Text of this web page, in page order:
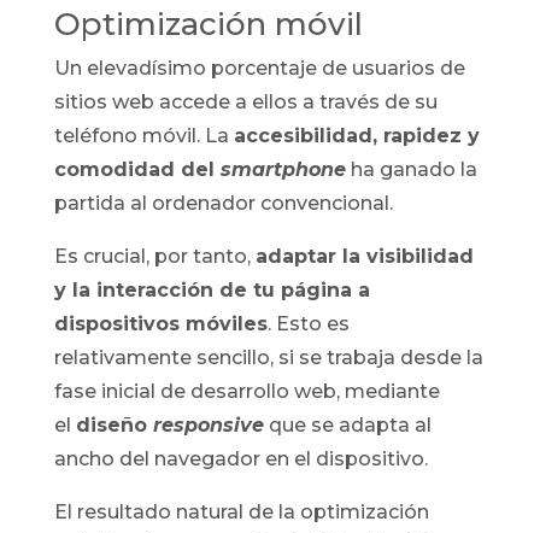
Optimización móvil
Un elevadísimo porcentaje de usuarios de
sitios web accede a ellos a través de su
teléfono móvil. La accesibilidad, rapidez y
comodidad del smartphoneha ganado la
partida al ordenador convencional.
Es crucial, por tanto, adaptar la visibilidad
y la interacción de tu página a
dispositivos móviles. Esto es
relativamente sencillo, si se trabaja desde la
fase inicial de desarrollo web, mediante
el diseño responsiveque se adapta al
ancho del navegador en el dispositivo.
El resultado natural de la optimización